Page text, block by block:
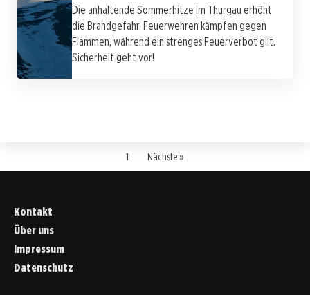
Die anhaltende Sommerhitze im Thurgau erhöht
die Brandgefahr. Feuerwehren kämpfen gegen
Flammen, während ein strenges Feuerverbot gilt.
Sicherheit geht vor!
1 Nächste »
Kontakt
Über uns
Impressum
Datenschutz